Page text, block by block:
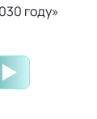
году»